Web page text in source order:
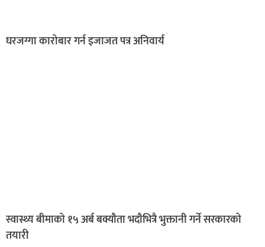
घरजग्गा कारोबार गर्न इजाजत पत्र अनिवार्य
स्वास्थ्य बीमाको १५ अर्ब बक्यौता भदौभित्रै भुक्तानी गर्ने सरकारको
तयारी